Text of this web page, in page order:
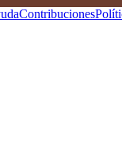
Contribuciones